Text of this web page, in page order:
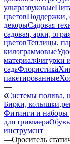
ультразвуковые
цветовПоддержки,
декорыСадовая
садовая, арки,
цветовТеплицы,
килограммовые
материалФигурки
садаФлористика
пакетированные
—
Системы полива,
Бирки,
Фитинги и наборы
для триммера
инструмент
—Ороситель